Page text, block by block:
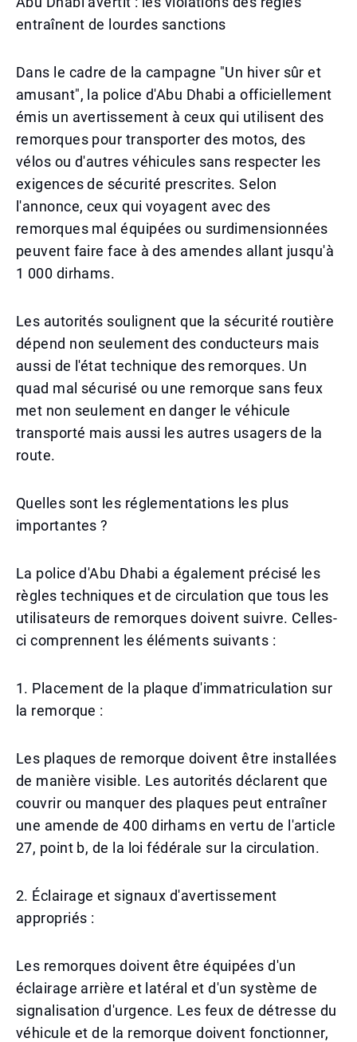
entraînent de lourdes sanctions
Dans le cadre de la campagne "Un hiver sûr et
amusant", la police d'Abu Dhabi a officiellement
émis un avertissement à ceux qui utilisent des
remorques pour transporter des motos, des
vélos ou d'autres véhicules sans respecter les
exigences de sécurité prescrites. Selon
l'annonce, ceux qui voyagent avec des
remorques mal équipées ou surdimensionnées
peuvent faire face à des amendes allant jusqu'à
1 000 dirhams.
Les autorités soulignent que la sécurité routière
dépend non seulement des conducteurs mais
aussi de l'état technique des remorques. Un
quad mal sécurisé ou une remorque sans feux
met non seulement en danger le véhicule
transporté mais aussi les autres usagers de la
route.
Quelles sont les réglementations les plus
importantes ?
La police d'Abu Dhabi a également précisé les
règles techniques et de circulation que tous les
utilisateurs de remorques doivent suivre. Celles-
ci comprennent les éléments suivants :
1. Placement de la plaque d'immatriculation sur
la remorque :
Les plaques de remorque doivent être installées
de manière visible. Les autorités déclarent que
couvrir ou manquer des plaques peut entraîner
une amende de 400 dirhams en vertu de l'article
27, point b, de la loi fédérale sur la circulation.
2. Éclairage et signaux d'avertissement
appropriés :
Les remorques doivent être équipées d'un
éclairage arrière et latéral et d'un système de
signalisation d'urgence. Les feux de détresse du
véhicule et de la remorque doivent fonctionner,